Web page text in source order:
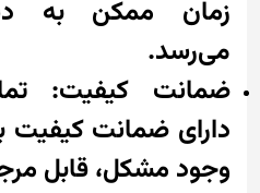
زمان ممکن به
می‌رسد.
ضمانت کیفیت:
دارای ضمانت کیفیت
وجود مشکل، قابل